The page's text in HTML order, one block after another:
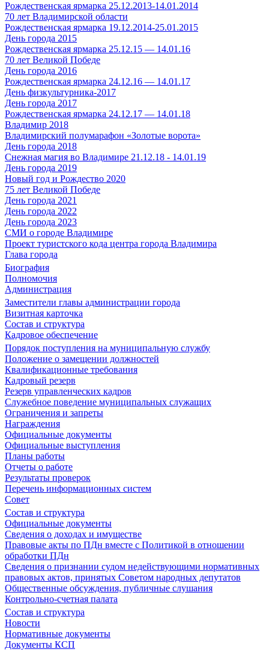
Рождественская ярмарка 25.12.2013-14.01.2014
70 лет Владимирской области
Рождественская ярмарка 19.12.2014-25.01.2015
День города 2015
Рождественская ярмарка 25.12.15 — 14.01.16
70 лет Великой Победе
День города 2016
Рождественская ярмарка 24.12.16 — 14.01.17
День физкультурника-2017
День города 2017
Рождественская ярмарка 24.12.17 — 14.01.18
Владимир 2018
Владимирский полумарафон «Золотые ворота»
День города 2018
Снежная магия во Владимире 21.12.18 - 14.01.19
День города 2019
Новый год и Рождество 2020
75 лет Великой Победе
День города 2021
День города 2022
День города 2023
СМИ о городе Владимире
Проект туристского кода центра города Владимира
Глава города
Биография
Полномочия
Администрация
Заместители главы администрации города
Визитная карточка
Состав и структура
Кадровое обеспечение
Порядок поступления на муниципальную службу
Положение о замещении должностей
Квалификационные требования
Кадровый резерв
Резерв управленческих кадров
Служебное поведение муниципальных служащих
Ограничения и запреты
Награждения
Официальные документы
Официальные выступления
Планы работы
Отчеты о работе
Результаты проверок
Перечень информационных систем
Совет
Состав и структура
Официальные документы
Сведения о доходах и имуществе
Правовые акты по ПДн вместе с Политикой в отношении
обработки ПДн
Сведения о признании судом недействующими нормативных
правовых актов, принятых Советом народных депутатов
Общественные обсуждения, публичные слушания
Контрольно-счетная палата
Состав и структура
Новости
Нормативные документы
Документы КСП